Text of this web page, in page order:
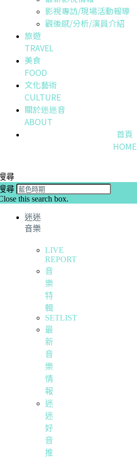
影視專訪/現場活動報導
觀後感/分析/演員介紹
旅遊
TRAVEL
美食
FOOD
文化藝術
CULTURE
關於迷迷音
ABOUT
首頁
HOME
尋
尋
this search box.
迷迷
音樂
LIVE
REPORT
音
樂
特
輯
SETLIST
最
新
音
樂
情
報
迷
迷
好
音
推